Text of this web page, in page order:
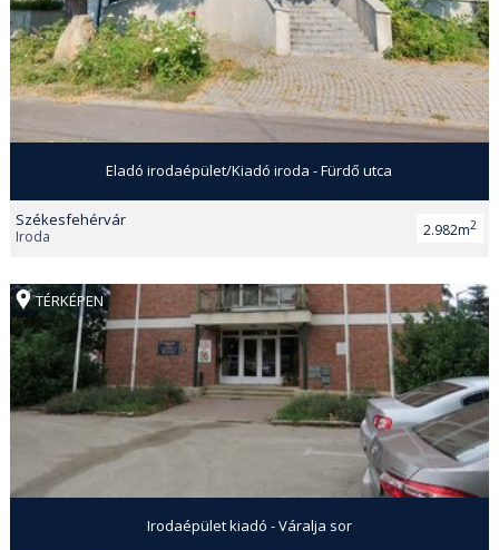
Eladó irodaépület/Kiadó iroda - Fürdő utca
Székesfehérvár
Iroda 2.982m2
TÉRKÉPEN
Irodaépület kiadó - Váralja sor